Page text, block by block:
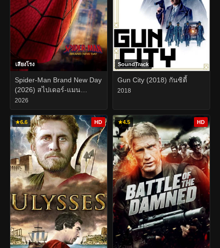
เสียงโรง
Spider-Man Brand New Day
(2026) สไปเดอร์-แมน
แบรนด์ นิว เดย์
2026
SoundTrack
Gun City (2018) กันซิตี้
2018
★6.6 HD ★4.5 HD